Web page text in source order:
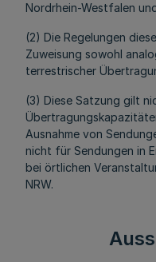
Nordrhein-Westfalen
(2) Die Regelungen
Zuweisung sowohl
terrestrischer
(3) Diese Satzung gilt
Ausnahme von
nicht für Sendungen in
bei örtlichen
NRW.